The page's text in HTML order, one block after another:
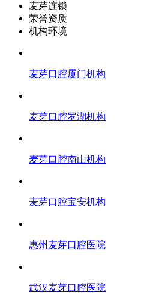
麦芽连锁
荣誉资质
机构环境
麦芽口腔厦门机构
麦芽口腔罗湖机构
麦芽口腔南山机构
麦芽口腔宝安机构
惠州麦芽口腔医院
武汉麦芽口腔医院